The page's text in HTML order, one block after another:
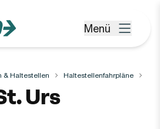
Menü öffnen
Menü
& Haltestellen Haltestellenfahrpläne
Urs